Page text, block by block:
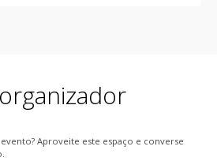
Aproveite este espaço e converse